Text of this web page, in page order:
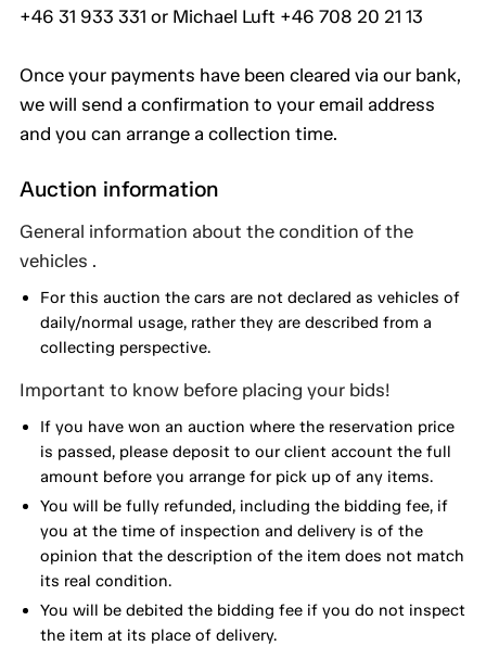
+46 31 933 331 or Michael Luft +46 708 20 21 13
Once your payments have been cleared via our bank,
we will send a confirmation to your email address
and you can arrange a collection time.
Auction information
General information about the condition of the
vehicles .
For this auction the cars are not declared as vehicles of
daily/normal usage, rather they are described from a
collecting perspective.
Important to know before placing your bids!
If you have won an auction where the reservation price
is passed, please deposit to our client account the full
amount before you arrange for pick up of any items.
You will be fully refunded, including the bidding fee, if
you at the time of inspection and delivery is of the
opinion that the description of the item does not match
its real condition.
You will be debited the bidding fee if you do not inspect
the item at its place of delivery.